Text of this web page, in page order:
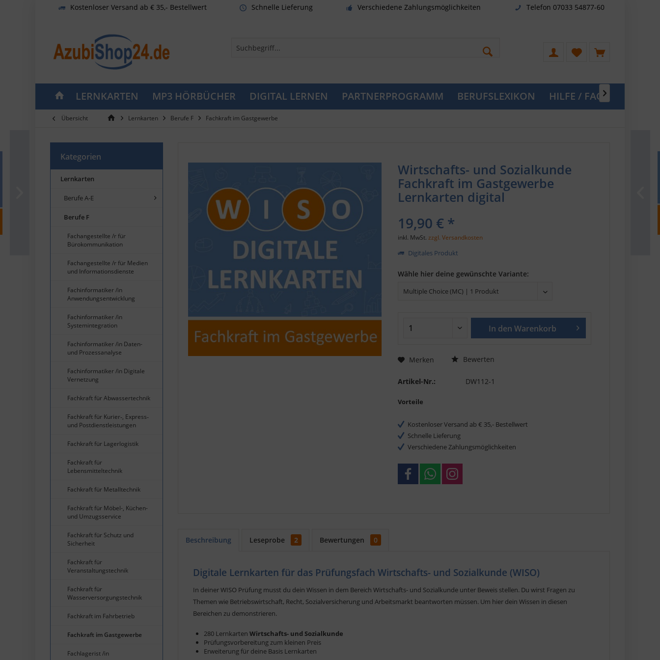
Kostenloser Versand ab € 35,- Bestellwert Schnelle Lieferung Verschiedene Zahlungsmöglichkeiten Telefon 07033 54877-60
LERNKARTEN MP3 HÖRBÜCHER DIGITAL LERNEN PARTNERPROGRAMM BERUFSLEXIKON HILFE / FAQ
Übersicht Lernkarten Berufe F Fachkraft im Gastgewerbe
Kategorien
Lernkarten
Berufe A-E
Berufe F
Fachangestellte /r für
Bürokommunikation
Fachangestellte /r für Medien
und Informationsdienste
Fachinformatiker /in
Anwendungsentwicklung
Fachinformatiker /in
Systemintegration
Fachinformatiker /in Daten-
und Prozessanalyse
Fachinformatiker /in Digitale
Vernetzung
Fachkraft für Abwassertechnik
Fachkraft für Kurier‐, Express‐
und Postdienstleistungen
Fachkraft für Lagerlogistik
Fachkraft für
Lebensmitteltechnik
Fachkraft für Metalltechnik
Fachkraft für Möbel-, Küchen-
und Umzugsservice
Fachkraft für Schutz und
Sicherheit
Fachkraft für
Veranstaltungstechnik
Fachkraft für
Wasserversorgungstechnik
Fachkraft im Fahrbetrieb
Fachkraft im Gastgewerbe
Fachlagerist /in
Wirtschafts- und Sozialkunde
Fachkraft im Gastgewerbe
Lernkarten digital
19,90 € *
inkl. MwSt.zzgl. Versandkosten
Digitales Produkt
Wähle hier deine gewünschte Variante:
In den Warenkorb
Merken Bewerten
Artikel-Nr.: DW112-1
Vorteile
Kostenloser Versand ab € 35,- Bestellwert
Schnelle Lieferung
Verschiedene Zahlungsmöglichkeiten
Beschreibung Leseprobe 2 Bewertungen 0
Digitale Lernkarten für das Prüfungsfach Wirtschafts- und Sozialkunde (WISO)
In deiner WISO Prüfung musst du dein Wissen in dem Bereich Wirtschafts- und Sozialkunde unter Beweis stellen. Du wirst Fragen zu
Themen wie Betriebswirtschaft, Recht, Sozialversicherung und Arbeitsmarkt beantworten müssen. Um hier dein Wissen in diesen
Bereichen zu demonstrieren.
280 Lernkarten Wirtschafts- und Sozialkunde
Prüfungsvorbereitung zum kleinen Preis
Erweiterung für deine Basis Lernkarten